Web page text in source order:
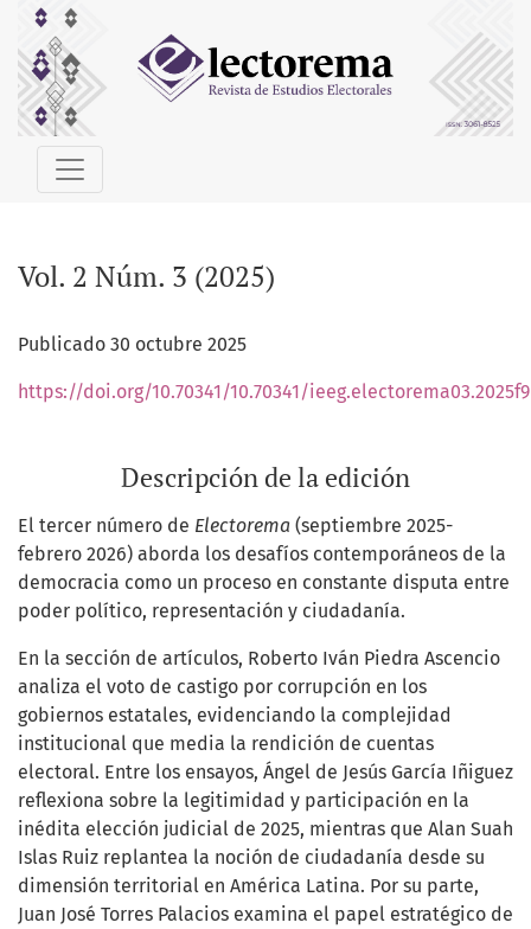
Vol. 2 Núm. 3 (2025)
Vol. 2 Núm. 3 (2025)
Publicado 30 octubre 2025
https://doi.org/10.70341/10.70341/ieeg.electorema03.2025f9
Descripción de la edición
El tercer número de Electorema (septiembre 2025-
febrero 2026) aborda los desafíos contemporáneos de la
democracia como un proceso en constante disputa entre
poder político, representación y ciudadanía.
En la sección de artículos, Roberto Iván Piedra Ascencio
analiza el voto de castigo por corrupción en los
gobiernos estatales, evidenciando la complejidad
institucional que media la rendición de cuentas
electoral. Entre los ensayos, Ángel de Jesús García Iñiguez
reflexiona sobre la legitimidad y participación en la
inédita elección judicial de 2025, mientras que Alan Suah
Islas Ruiz replantea la noción de ciudadanía desde su
dimensión territorial en América Latina. Por su parte,
Juan José Torres Palacios examina el papel estratégico de